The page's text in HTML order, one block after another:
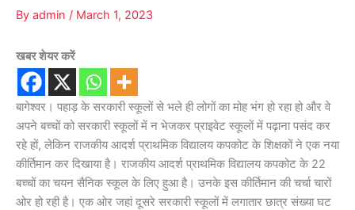
By admin / March 1, 2023
खबर शेयर करें
बागेश्वर। पहाड़ के सरकारी स्कूलों से भले ही लोगों का मोह भंग हो रहा हो और वे
अपने बच्चों को सरकारी स्कूलों में न भेजकर प्राइवेट स्कूलों में पढ़ाना पसंद कर
रहे हों, लेकिन राजकीय आदर्श प्राथमिक विद्यालय कपकोट के शिक्षकों ने एक नया
कीर्तिमान कर दिखाया है। राजकीय आदर्श प्राथमिक विद्यालय कपकोट के 22
बच्चों का चयन सैनिक स्कूल के लिए हुआ है। उनके इस कीर्तिमान की चर्चा चारों
ओर हो रही है। एक ओर जहां दूसरे सरकारी स्कूलों में लगातार छात्र संख्या घट